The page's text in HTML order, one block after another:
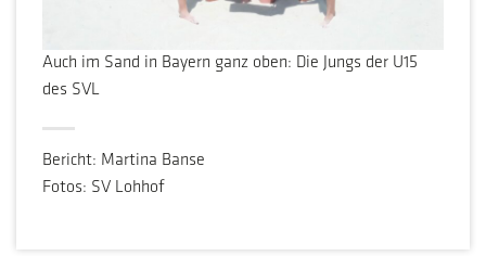
Auch im Sand in Bayern ganz oben: Die Jungs der U15
des SVL
Bericht: Martina Banse
Fotos: SV Lohhof